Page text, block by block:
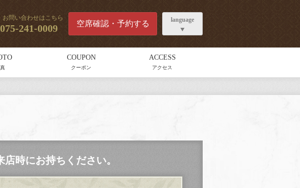
お問い合わせはこちら
241-0009 空席確認・予約する language
COUPON
クーポン
ACCESS
アクセス
時にお持ちください。